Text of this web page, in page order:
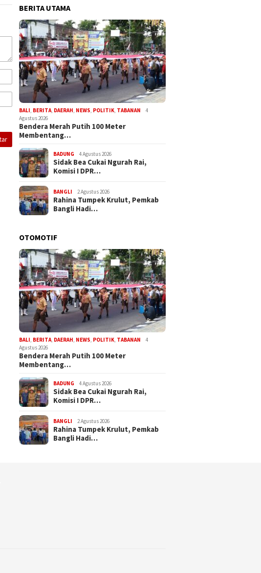
BERITA UTAMA
BALI, BERITA, DAERAH, NEWS, POLITIK, TABANAN
4
Agustus 2026
Bendera Merah Putih 100 Meter
Membentang…
BADUNG 4 Agustus 2026
Sidak Bea Cukai Ngurah Rai,
Komisi I DPR…
BANGLI 2 Agustus 2026
Rahina Tumpek Krulut, Pemkab
Bangli Hadi…
OTOMOTIF
BALI, BERITA, DAERAH, NEWS, POLITIK, TABANAN
4
Agustus 2026
Bendera Merah Putih 100 Meter
Membentang…
BADUNG 4 Agustus 2026
Sidak Bea Cukai Ngurah Rai,
Komisi I DPR…
BANGLI 2 Agustus 2026
Rahina Tumpek Krulut, Pemkab
Bangli Hadi…